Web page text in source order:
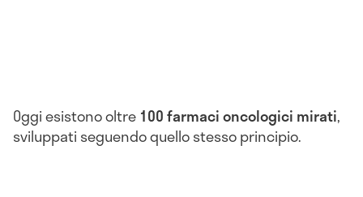
Oggi esistono oltre 100 farmaci oncologici mirati,
sviluppati seguendo quello stesso principio.